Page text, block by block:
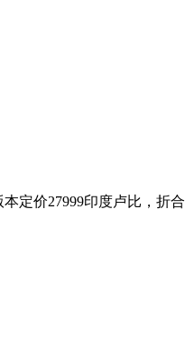
定价27999印度卢比，折合